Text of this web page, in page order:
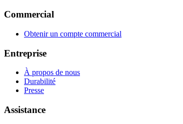
Commercial
Obtenir un compte commercial
Entreprise
À propos de nous
Durabilité
Presse
Assistance